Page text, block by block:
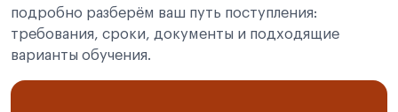
подробно разберём ваш путь поступления:
требования, сроки, документы и подходящие
варианты обучения.